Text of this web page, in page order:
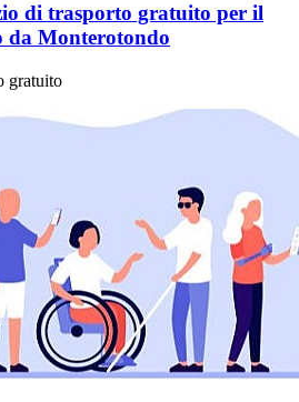
di trasporto gratuito per il
da Monterotondo
gratuito